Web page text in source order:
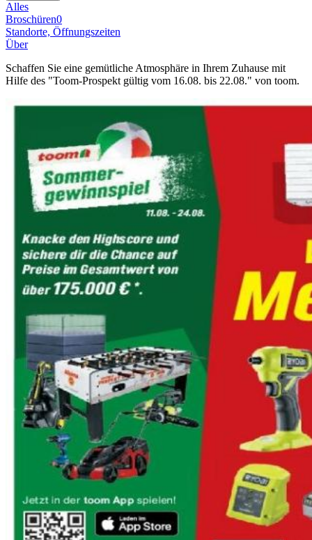
Alles
Broschüren0
Standorte, Öffnungszeiten
Über
Schaffen Sie eine gemütliche Atmosphäre in Ihrem Zuhause mit
Hilfe des "Toom-Prospekt gültig vom 16.08. bis 22.08." von toom.